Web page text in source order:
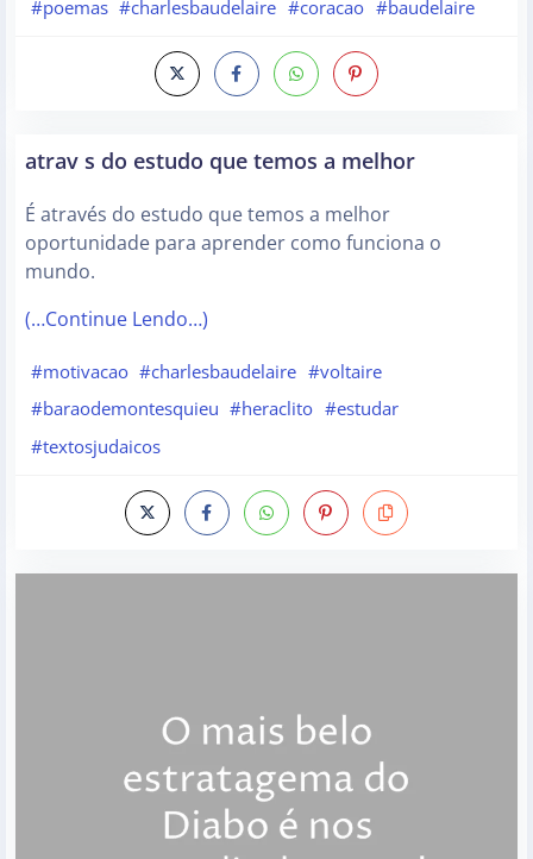
#poemas #charlesbaudelaire #coracao #baudelaire
atrav s do estudo que temos a melhor
É através do estudo que temos a melhor
oportunidade para aprender como funciona o
mundo.
(…Continue Lendo…)
#motivacao #charlesbaudelaire #voltaire
#baraodemontesquieu #heraclito #estudar
#textosjudaicos